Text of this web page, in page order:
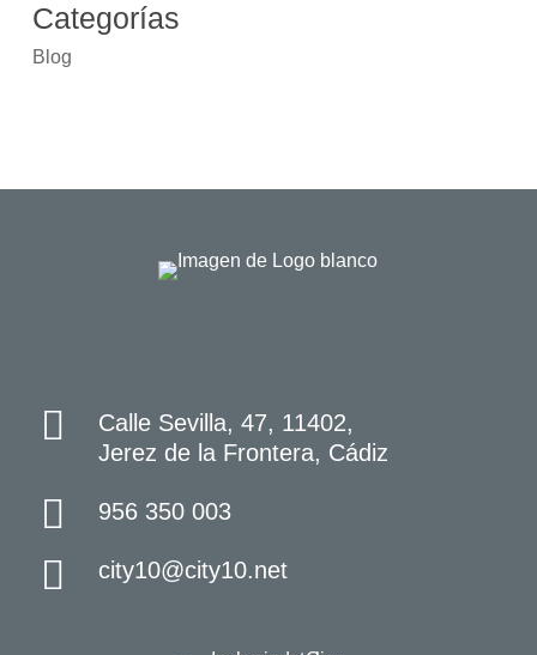
Categorías
Blog
Calle Sevilla, 47, 11402,
Jerez de la Frontera, Cádiz
956 350 003
city10@city10.net